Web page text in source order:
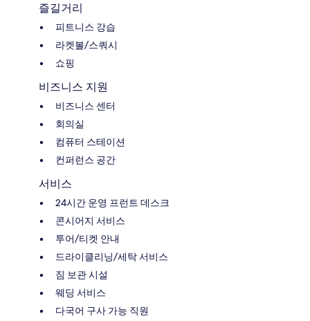
즐길거리
피트니스 강습
라켓볼/스쿼시
쇼핑
비즈니스 지원
비즈니스 센터
회의실
컴퓨터 스테이션
컨퍼런스 공간
서비스
24시간 운영 프런트 데스크
콘시어지 서비스
투어/티켓 안내
드라이클리닝/세탁 서비스
짐 보관 시설
웨딩 서비스
다국어 구사 가능 직원